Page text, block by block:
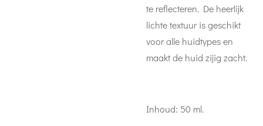
te reflecteren. De heerlijk
lichte textuur is geschikt
voor alle huidtypes en
maakt de huid zijig zacht.
Inhoud: 50 ml.